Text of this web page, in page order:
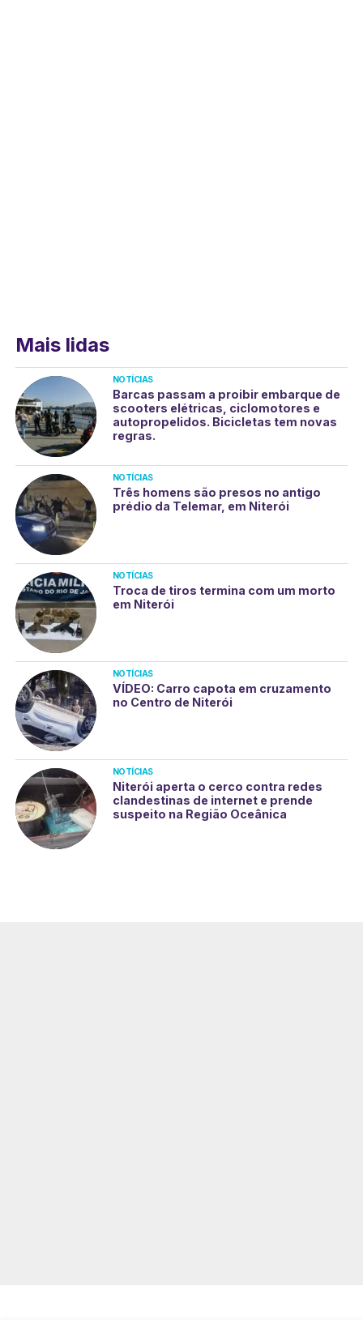
Mais lidas
NOTÍCIAS
Barcas passam a proibir embarque de
scooters elétricas, ciclomotores e
autopropelidos. Bicicletas tem novas
regras.
NOTÍCIAS
Três homens são presos no antigo
prédio da Telemar, em Niterói
NOTÍCIAS
Troca de tiros termina com um morto
em Niterói
NOTÍCIAS
VÍDEO: Carro capota em cruzamento
no Centro de Niterói
NOTÍCIAS
Niterói aperta o cerco contra redes
clandestinas de internet e prende
suspeito na Região Oceânica